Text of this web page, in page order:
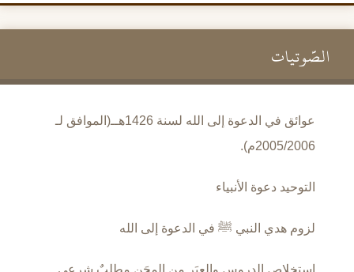
الصَّوتيات
عوائق في الدعوة إلى الله لسنة 1426هــ(الموافق لـ
2005/2006م).
التوحيد دعوة الأنبياء
لزوم هدي النبي ﷺ في الدعوة إلى الله